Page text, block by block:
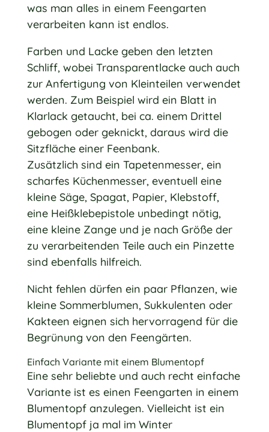
was man alles in einem Feengarten
verarbeiten kann ist endlos.
Farben und Lacke geben den letzten
Schliff, wobei Transparentlacke auch auch
zur Anfertigung von Kleinteilen verwendet
werden. Zum Beispiel wird ein Blatt in
Klarlack getaucht, bei ca. einem Drittel
gebogen oder geknickt, daraus wird die
Sitzfläche einer Feenbank.
Zusätzlich sind ein Tapetenmesser, ein
scharfes Küchenmesser, eventuell eine
kleine Säge, Spagat, Papier, Klebstoff,
eine Heißklebepistole unbedingt nötig,
eine kleine Zange und je nach Größe der
zu verarbeitenden Teile auch ein Pinzette
sind ebenfalls hilfreich.
Nicht fehlen dürfen ein paar Pflanzen, wie
kleine Sommerblumen, Sukkulenten oder
Kakteen eignen sich hervorragend für die
Begrünung von den Feengärten.
Einfach Variante mit einem Blumentopf
Eine sehr beliebte und auch recht einfache
Variante ist es einen Feengarten in einem
Blumentopf anzulegen. Vielleicht ist ein
Blumentopf ja mal im Winter